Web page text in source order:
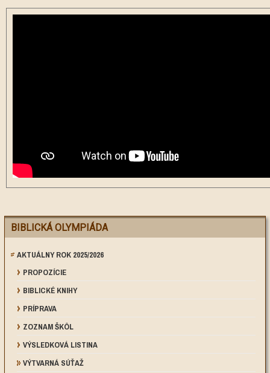
BIBLICKÁ OLYMPIÁDA
AKTUÁLNY ROK 2025/2026
PROPOZÍCIE
BIBLICKÉ KNIHY
PRÍPRAVA
ZOZNAM ŠKÔL
VÝSLEDKOVÁ LISTINA
VÝTVARNÁ SÚŤAŽ